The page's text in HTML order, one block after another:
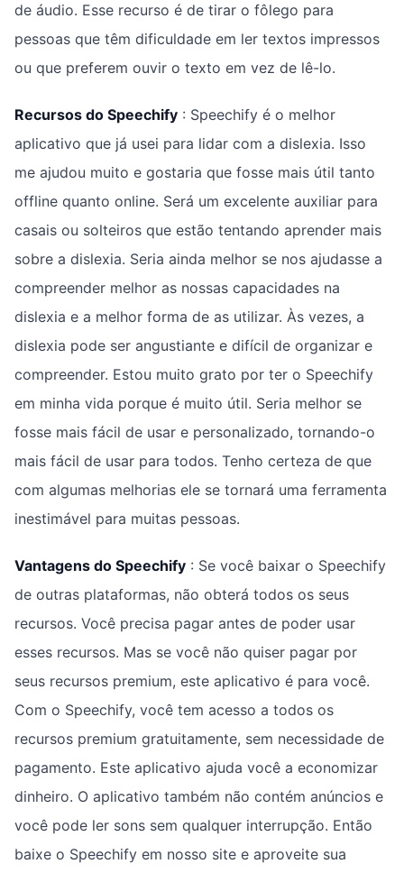
de áudio. Esse recurso é de tirar o fôlego para
pessoas que têm dificuldade em ler textos impressos
ou que preferem ouvir o texto em vez de lê-lo.
Recursos do Speechify : Speechify é o melhor
aplicativo que já usei para lidar com a dislexia. Isso
me ajudou muito e gostaria que fosse mais útil tanto
offline quanto online. Será um excelente auxiliar para
casais ou solteiros que estão tentando aprender mais
sobre a dislexia. Seria ainda melhor se nos ajudasse a
compreender melhor as nossas capacidades na
dislexia e a melhor forma de as utilizar. Às vezes, a
dislexia pode ser angustiante e difícil de organizar e
compreender. Estou muito grato por ter o Speechify
em minha vida porque é muito útil. Seria melhor se
fosse mais fácil de usar e personalizado, tornando-o
mais fácil de usar para todos. Tenho certeza de que
com algumas melhorias ele se tornará uma ferramenta
inestimável para muitas pessoas.
Vantagens do Speechify : Se você baixar o Speechify
de outras plataformas, não obterá todos os seus
recursos. Você precisa pagar antes de poder usar
esses recursos. Mas se você não quiser pagar por
seus recursos premium, este aplicativo é para você.
Com o Speechify, você tem acesso a todos os
recursos premium gratuitamente, sem necessidade de
pagamento. Este aplicativo ajuda você a economizar
dinheiro. O aplicativo também não contém anúncios e
você pode ler sons sem qualquer interrupção. Então
baixe o Speechify em nosso site e aproveite sua